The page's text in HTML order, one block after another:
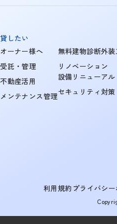
貸したい
オーナー様へ
受託・管理
不動産活用
メンテナンス管理
無料建物診断外
リノベーション
設備リニューアル
セキュリティ対策
利用規約 プライバシ